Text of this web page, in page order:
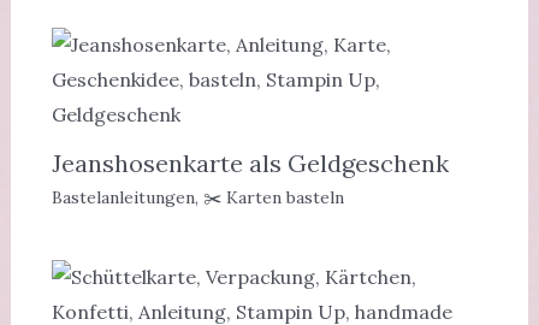
Jeanshosenkarte als Geldgeschenk
Bastelanleitungen, ✂️ Karten basteln